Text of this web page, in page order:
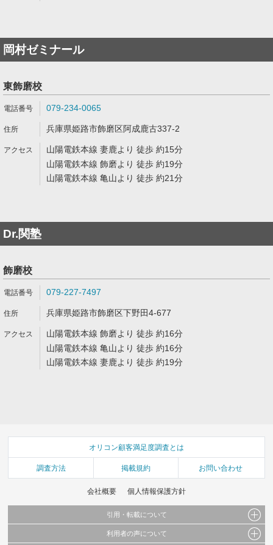
岡村ゼミナール
東飾磨校
079-234-0065
兵庫県姫路市飾磨区阿成鹿古337-2
山陽電鉄本線 妻鹿より 徒歩 約15分
山陽電鉄本線 飾磨より 徒歩 約19分
山陽電鉄本線 亀山より 徒歩 約21分
Dr.関塾
飾磨校
079-227-7497
兵庫県姫路市飾磨区下野田4-677
山陽電鉄本線 飾磨より 徒歩 約16分
山陽電鉄本線 亀山より 徒歩 約16分
山陽電鉄本線 妻鹿より 徒歩 約19分
オリコン顧客満足度調査とは
調査方法 掲載規約 お問い合わせ
会社概要 個人情報保護方針
引用・転載について
当サイトで公開されている情報（文字、写真、イラスト、画像データ等）及びこれらの配
利用者の声について